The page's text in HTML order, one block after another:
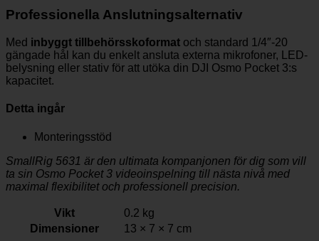
Professionella Anslutningsalternativ
Med inbyggt tillbehörsskoformat och standard 1/4″-20
gängade hål kan du enkelt ansluta externa mikrofoner, LED-
belysning eller stativ för att utöka din DJI Osmo Pocket 3:s
kapacitet.
Detta ingår
Monteringsstöd
SmallRig 5631 är den ultimata kompanjonen för dig som vill
ta sin Osmo Pocket 3 videoinspelning till nästa nivå med
maximal flexibilitet och professionell precision.
Vikt
0.2 kg
Dimensioner
13 × 7 × 7 cm